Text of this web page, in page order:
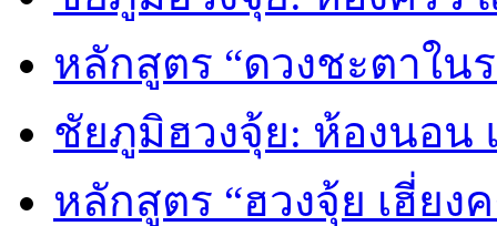
หลักสูตร “ดวงชะตาใน
ชัยภูมิฮวงจุ้ย: ห้องนอน
หลักสูตร “ฮวงจุ้ย เฮี่ยง